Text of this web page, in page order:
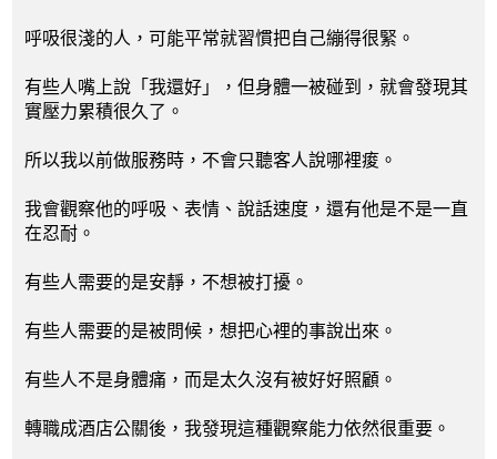
呼吸很淺的人，可能平常就習慣把自己繃得很緊。
有些人嘴上說「我還好」，但身體一被碰到，就會發現其
實壓力累積很久了。
所以我以前做服務時，不會只聽客人說哪裡痠。
我會觀察他的呼吸、表情、說話速度，還有他是不是一直
在忍耐。
有些人需要的是安靜，不想被打擾。
有些人需要的是被問候，想把心裡的事說出來。
有些人不是身體痛，而是太久沒有被好好照顧。
轉職成酒店公關後，我發現這種觀察能力依然很重要。